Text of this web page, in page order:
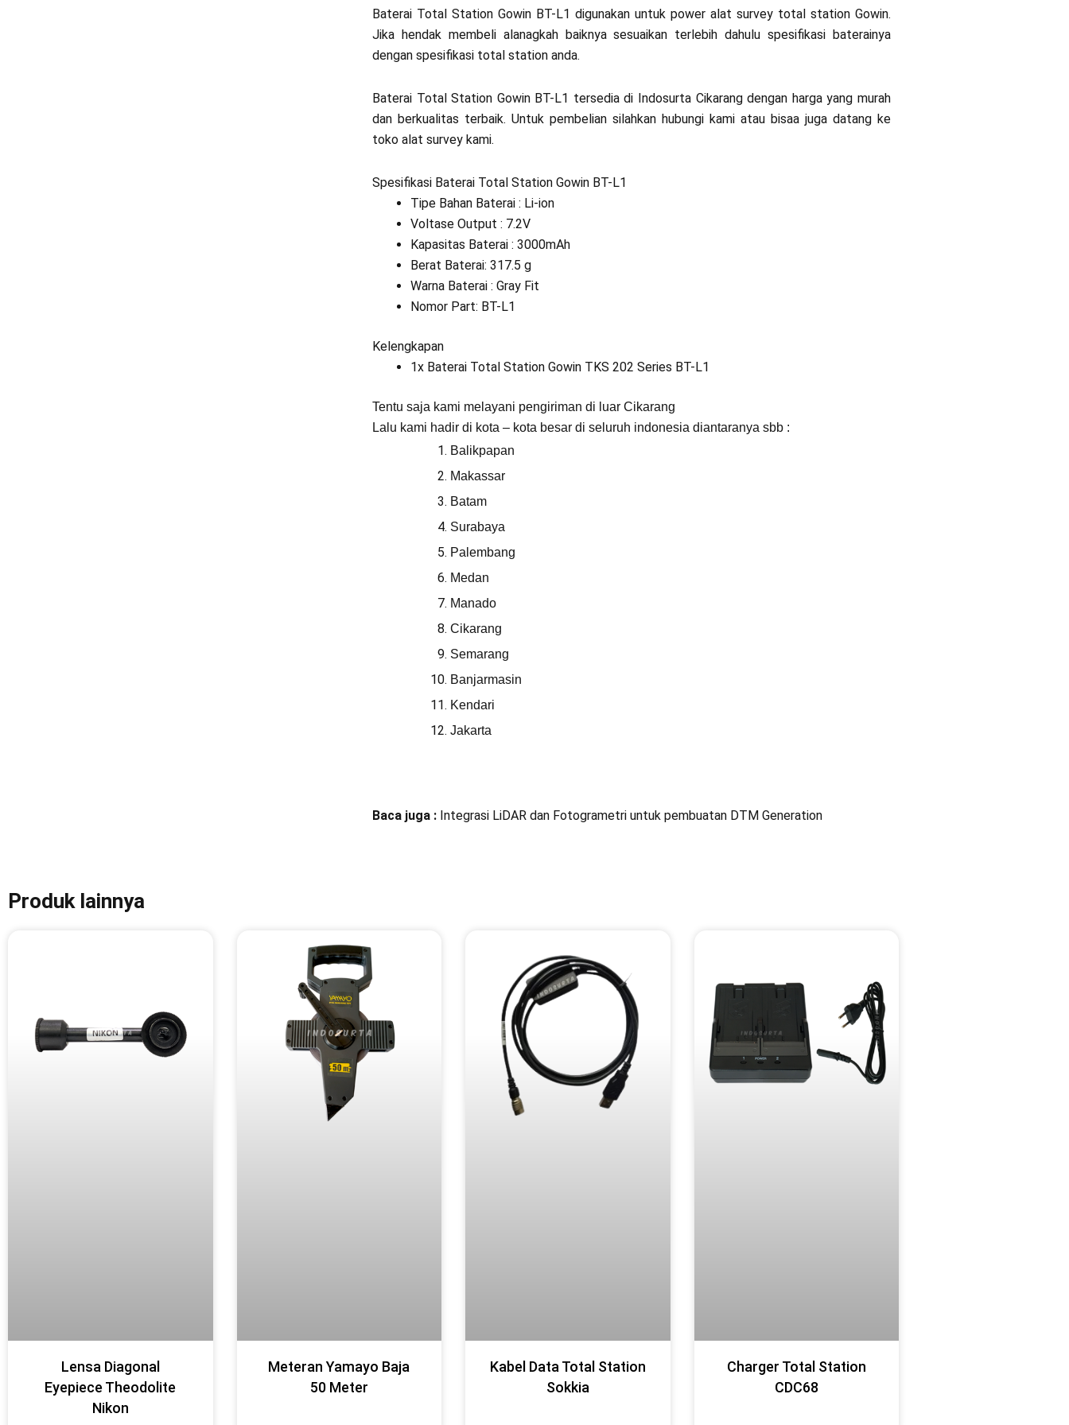
Baterai Total Station Gowin BT-L1 digunakan untuk power alat survey total station Gowin.
Jika hendak membeli alanagkah baiknya sesuaikan terlebih dahulu spesifikasi baterainya
dengan spesifikasi total station anda.
Baterai Total Station Gowin BT-L1 tersedia di Indosurta Cikarang dengan harga yang murah
dan berkualitas terbaik. Untuk pembelian silahkan hubungi kami atau bisaa juga datang ke
toko alat survey kami.
Spesifikasi Baterai Total Station Gowin BT-L1
Tipe Bahan Baterai : Li-ion
Voltase Output : 7.2V
Kapasitas Baterai : 3000mAh
Berat Baterai: 317.5 g
Warna Baterai : Gray Fit
Nomor Part: BT-L1
Kelengkapan
1x Baterai Total Station Gowin TKS 202 Series BT-L1
Tentu saja kami melayani pengiriman di luar Cikarang
Lalu kami hadir di kota – kota besar di seluruh indonesia diantaranya sbb :
Balikpapan
Makassar
Batam
Surabaya
Palembang
Medan
Manado
Cikarang
Semarang
Banjarmasin
Kendari
Jakarta
Baca juga : Integrasi LiDAR dan Fotogrametri untuk pembuatan DTM Generation
Produk lainnya
Lensa Diagonal
Eyepiece Theodolite
Nikon
Meteran Yamayo Baja
50 Meter
Kabel Data Total Station
Sokkia
Charger Total Station
CDC68